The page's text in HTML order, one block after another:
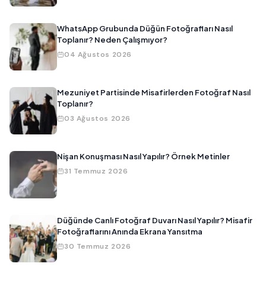
WhatsApp Grubunda Düğün Fotoğrafları Nasıl
Toplanır? Neden Çalışmıyor?
04 Ağustos 2026
Mezuniyet Partisinde Misafirlerden Fotoğraf Nasıl
Toplanır?
03 Ağustos 2026
Nişan Konuşması Nasıl Yapılır? Örnek Metinler
31 Temmuz 2026
Düğünde Canlı Fotoğraf Duvarı Nasıl Yapılır? Misafir
Fotoğraflarını Anında Ekrana Yansıtma
30 Temmuz 2026